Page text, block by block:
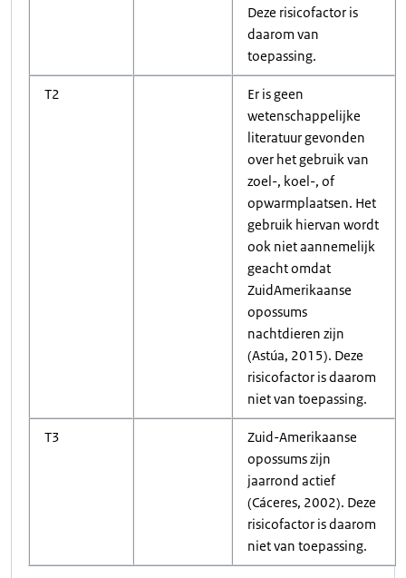
Deze risicofactor is
daarom van
toepassing.
T2
Er is geen
wetenschappelijke
literatuur gevonden
over het gebruik van
zoel-, koel-, of
opwarmplaatsen. Het
gebruik hiervan wordt
ook niet aannemelijk
geacht omdat
ZuidAmerikaanse
opossums
nachtdieren zijn
(Astúa, 2015). Deze
risicofactor is daarom
niet van toepassing.
T3
Zuid-Amerikaanse
opossums zijn
jaarrond actief
(Cáceres, 2002). Deze
risicofactor is daarom
niet van toepassing.